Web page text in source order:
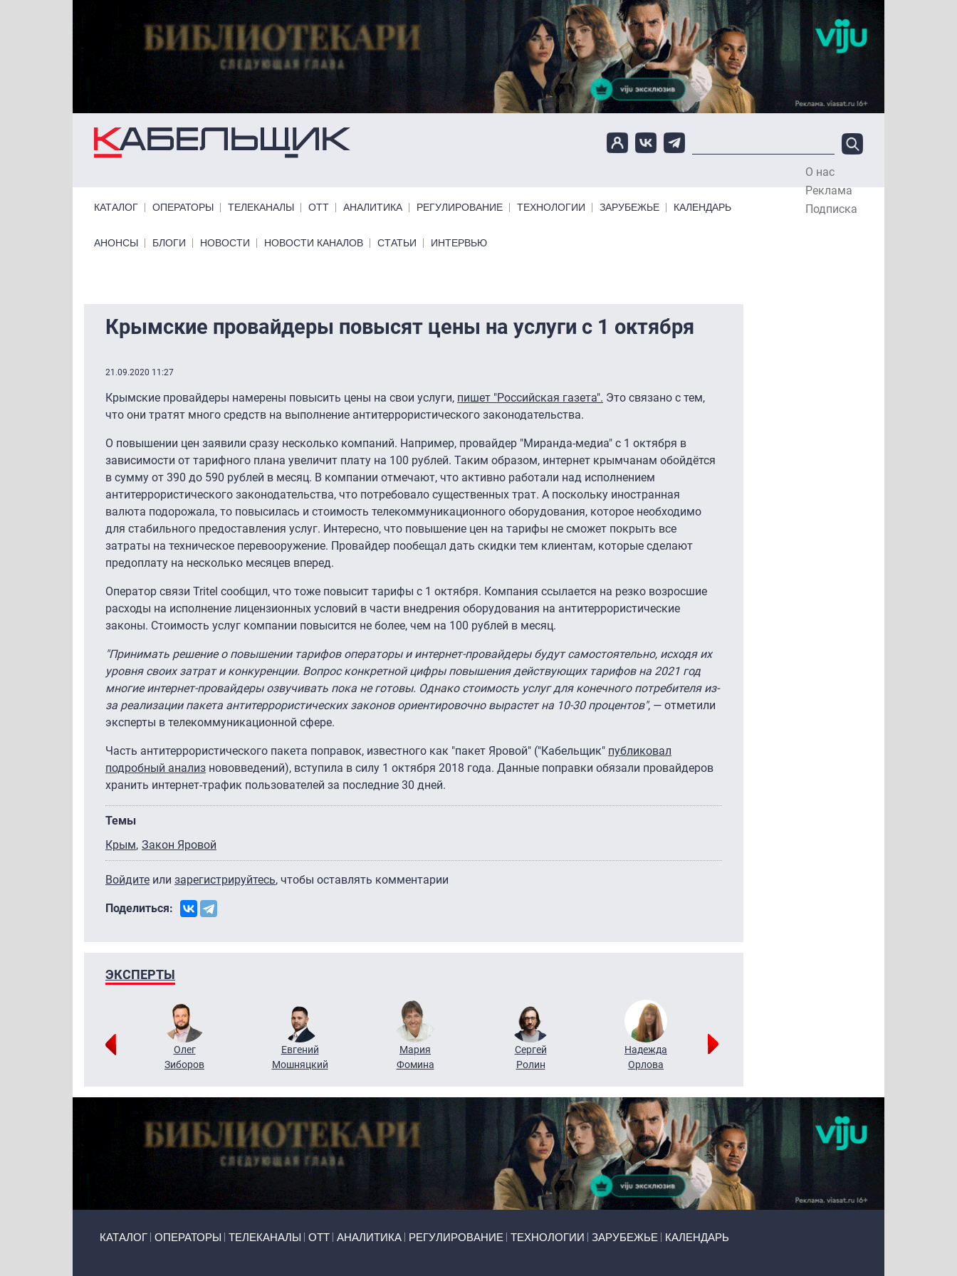
О нас
Реклама
Подписка
КАТАЛОГ ОПЕРАТОРЫ ТЕЛЕКАНАЛЫ ОТТ АНАЛИТИКА РЕГУЛИРОВАНИЕ ТЕХНОЛОГИИ ЗАРУБЕЖЬЕ КАЛЕНДАРЬ
Primary links bottom
АНОНСЫ БЛОГИ НОВОСТИ НОВОСТИ КАНАЛОВ СТАТЬИ ИНТЕРВЬЮ
Крымские провайдеры повысят цены на услуги с 1 октября
21.09.2020 11:27
Крымские провайдеры намерены повысить цены на свои услуги, пишет "Российская газета". Это связано с тем,
что они тратят много средств на выполнение антитеррористического законодательства.
О повышении цен заявили сразу несколько компаний. Например, провайдер "Миранда-медиа" с 1 октября в
зависимости от тарифного плана увеличит плату на 100 рублей. Таким образом, интернет крымчанам обойдётся
в сумму от 390 до 590 рублей в месяц. В компании отмечают, что активно работали над исполнением
антитеррористического законодательства, что потребовало существенных трат. А поскольку иностранная
валюта подорожала, то повысилась и стоимость телекоммуникационного оборудования, которое необходимо
для стабильного предоставления услуг. Интересно, что повышение цен на тарифы не сможет покрыть все
затраты на техническое перевооружение. Провайдер пообещал дать скидки тем клиентам, которые сделают
предоплату на несколько месяцев вперед.
Оператор связи Tritel сообщил, что тоже повысит тарифы с 1 октября. Компания ссылается на резко возросшие
расходы на исполнение лицензионных условий в части внедрения оборудования на антитеррористические
законы. Стоимость услуг компании повысится не более, чем на 100 рублей в месяц.
"Принимать решение о повышении тарифов операторы и интернет-провайдеры будут самостоятельно, исходя их
уровня своих затрат и конкуренции. Вопрос конкретной цифры повышения действующих тарифов на 2021 год
многие интернет-провайдеры озвучивать пока не готовы. Однако стоимость услуг для конечного потребителя из-
за реализации пакета антитеррористических законов ориентировочно вырастет на 10-30 процентов", — отметили
эксперты в телекоммуникационной сфере.
Часть антитеррористического пакета поправок, известного как "пакет Яровой" ("Кабельщик" публиковал
подробный анализ нововведений), вступила в силу 1 октября 2018 года. Данные поправки обязали провайдеров
хранить интернет-трафик пользователей за последние 30 дней.
Темы
Крым Закон Яровой
Войдите или зарегистрируйтесь, чтобы оставлять комментарии
Поделиться:
ЭКСПЕРТЫ
Олег
Зиборов
Евгений
Мошняцкий
Мария
Фомина
Сергей
Ролин
Надежда
Орлова
КАТАЛОГ ОПЕРАТОРЫ ТЕЛЕКАНАЛЫ ОТТ АНАЛИТИКА РЕГУЛИРОВАНИЕ ТЕХНОЛОГИИ ЗАРУБЕЖЬЕ КАЛЕНДАРЬ